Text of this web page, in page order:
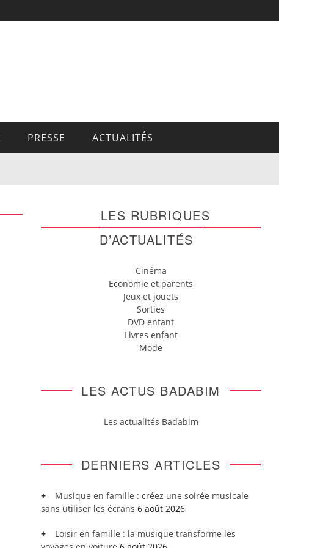
PRESSE ACTUALITÉS
LES RUBRIQUES
D’ACTUALITÉS
Cinéma
Economie et parents
Jeux et jouets
Sorties
DVD enfant
Livres enfant
Mode
LES ACTUS BADABIM
Les actualités Badabim
DERNIERS ARTICLES
Musique en famille : créez une soirée musicale
sans utiliser les écrans 6 août 2026
Loisir en famille : la musique transforme les